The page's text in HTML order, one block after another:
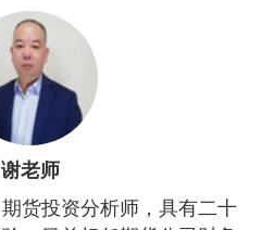
谢老师
货投资分析师，具有二十